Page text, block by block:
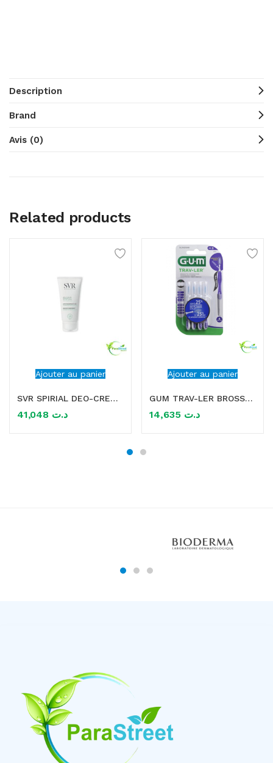
Description
Brand
Avis (0)
Related products
Ajouter au panier
SVR SPIRIAL DEO-CREME 50ML
د.ت
Ajouter au panier
GUM TRAV-LER BROSSETTES x4 1.2MM extra fine mauve
د.ت